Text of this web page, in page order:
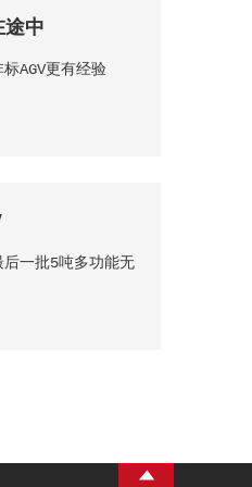
中
AGV更有经验
后一批5吨多功能无